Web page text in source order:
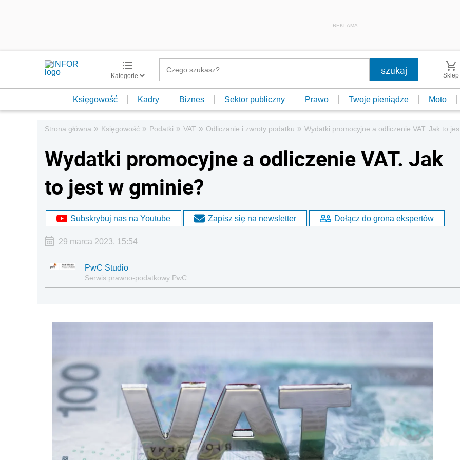
REKLAMA
Kategorie Sklep
Księgowość Kadry Biznes Sektor publiczny Prawo Twoje pieniądze Moto
Strona główna » Księgowość » Podatki » VAT » Odliczanie i zwroty podatku » Wydatki promocyjne a odliczenie VAT. Jak to
Wydatki promocyjne a odliczenie VAT. Jak
to jest w gminie?
Subskrybuj nas na Youtube Zapisz się na newsletter Dołącz do grona ekspertów
29 marca 2023, 15:54
PwC Studio
Serwis prawno-podatkowy PwC